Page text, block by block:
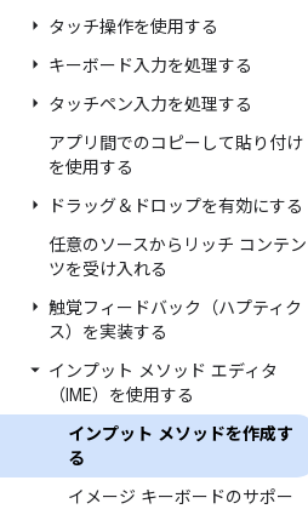
タッチ操作を使用する
キーボード入力を処理する
タッチペン入力を処理する
アプリ間でのコピーして貼り付け
を使用する
ドラッグ＆ドロップを有効にする
任意のソースからリッチ コンテン
ツを受け入れる
触覚フィードバック（ハプティク
ス）を実装する
インプット メソッド エディタ
（IME）を使用する
インプット メソッドを作成す
る
イメージ キーボードのサポー